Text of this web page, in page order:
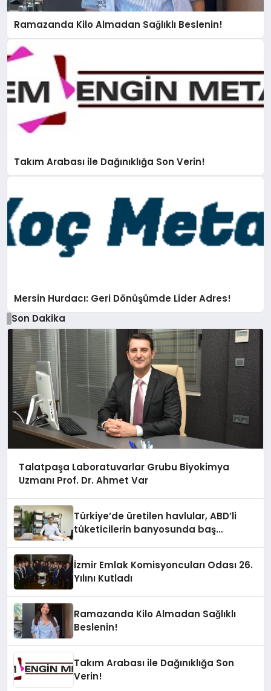
Ramazanda Kilo Almadan Sağlıklı Beslenin!
Takım Arabası ile Dağınıklığa Son Verin!
Mersin Hurdacı: Geri Dönüşümde Lider Adres!
Son Dakika
Talatpaşa Laboratuvarlar Grubu Biyokimya
Uzmanı Prof. Dr. Ahmet Var
Türkiye’de üretilen havlular, ABD’li
tüketicilerin banyosunda baş
İzmir Emlak Komisyoncuları Odası 26.
Yılını Kutladı
Ramazanda Kilo Almadan Sağlıklı
Beslenin!
Takım Arabası ile Dağınıklığa Son
Verin!